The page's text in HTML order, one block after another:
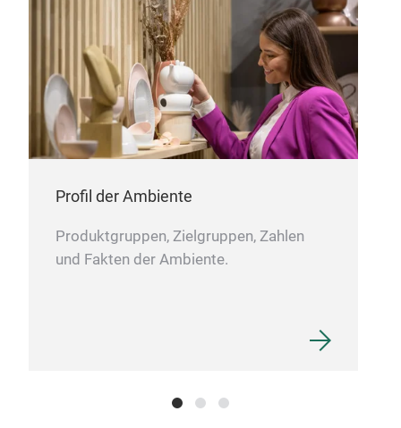
Profil der Ambiente
Produktgruppen, Zielgruppen, Zahlen
und Fakten der Ambiente.